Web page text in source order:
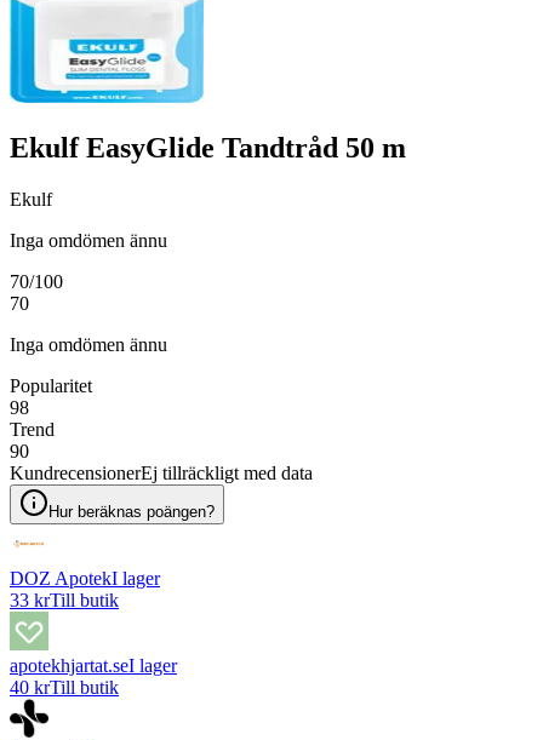
Ekulf EasyGlide Tandtråd 50 m
Ekulf
Inga omdömen ännu
70/100
70
Inga omdömen ännu
Popularitet
98
Trend
90
KundrecensionerEj tillräckligt med data
Hur beräknas poängen?
DOZ ApotekI lager
33 krTill butik
apotekhjartat.seI lager
40 krTill butik